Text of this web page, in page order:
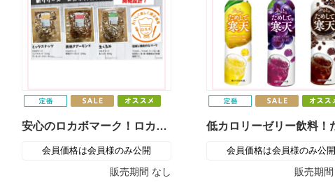
安心のロカボマーク！ロカボ大袋ナッツ各種
会員価格は会員様のみ公開
販売期間 なし
会員価格は会員様のみ公開
販売期間